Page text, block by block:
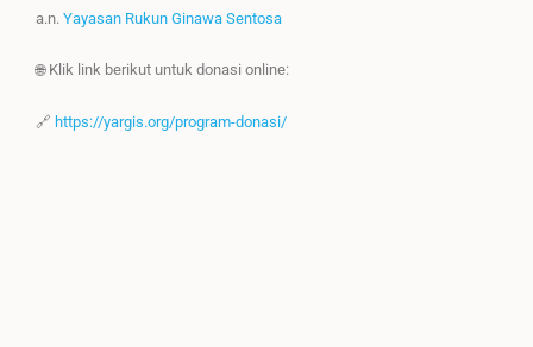
a.n. Yayasan Rukun Ginawa Sentosa
🌐 Klik link berikut untuk donasi online:
🔗 https://yargis.org/program-donasi/